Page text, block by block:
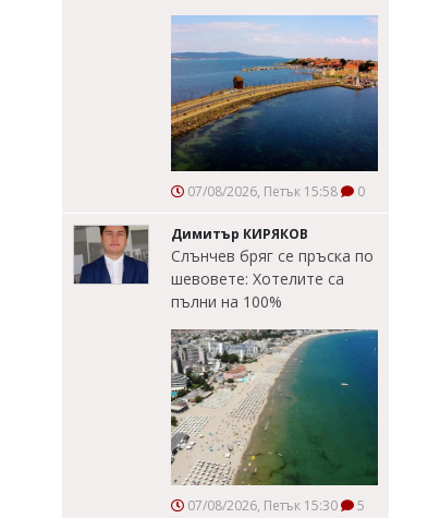
07/08/2026, Петък 15:58 0
Димитър КИРЯКОВ
Слънчев бряг се пръска по
шевовете: Хотелите са
пълни на 100%
07/08/2026, Петък 15:30 5